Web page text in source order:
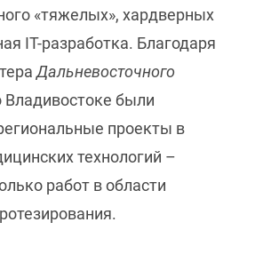
«тяжелых», хардверных
IT-разработка. Благодаря
Дальневосточного
Владивостоке были
проекты в
технологий –
работ в области